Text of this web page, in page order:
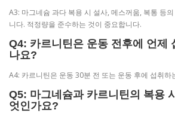
A3: 마그네슘 과다 복용 시 설사, 메스꺼움, 복통 등
니다. 적정량을 준수하는 것이 중요합니다.
Q4: 카르니틴은 운동 전후에 언제
나요?
A4: 카르니틴은 운동 30분 전 또는 운동 후에 섭취하
Q5: 마그네슘과 카르니틴의 복용
엇인가요?